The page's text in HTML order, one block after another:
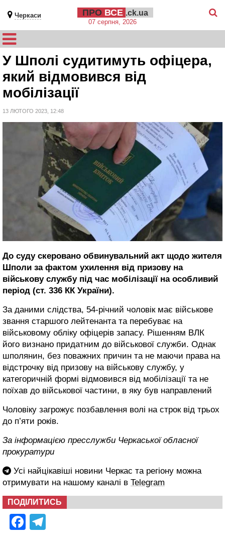
Черкаси ПРО ВСЕ .ck.ua
07 серпня, 2026
У Шполі судитимуть офіцера,
який відмовився від
мобілізації
13 ЛЮТОГО 2023, 12:48
До суду скеровано обвинувальний акт щодо жителя
Шполи за фактом ухилення від призову на
військову службу під час мобілізації на особливий
період (ст. 336 КК України).
За даними слідства, 54-річний чоловік має військове
звання старшого лейтенанта та перебуває на
військовому обліку офіцерів запасу. Рішенням ВЛК
його визнано придатним до військової служби. Однак
шполянин, без поважних причин та не маючи права на
відстрочку від призову на військову службу, у
категоричній формі відмовився від мобілізації та не
поїхав до військової частини, в яку був направлений
Чоловіку загрожує позбавлення волі на строк від трьох
до п’яти років.
За інформацією пресслужби Черкаської обласної
прокуратури
Усі найцікавіші новини Черкас та регіону можна
отримувати на нашому каналі в Telegram
ПОДІЛИТИСЬ
Facebook